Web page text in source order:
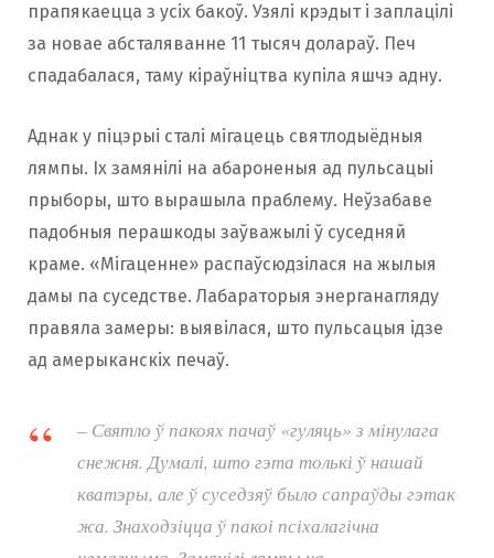
прапякаецца з усіх бакоў. Узялі крэдыт і заплацілі
за новае абсталяванне 11 тысяч долараў. Печ
спадабалася, таму кіраўніцтва купіла яшчэ адну.
Аднак у піцэрыі сталі мігацець святлодыёдныя
лямпы. Іх замянілі на абароненыя ад пульсацыі
прыборы, што вырашыла праблему. Неўзабаве
падобныя перашкоды заўважылі ў суседняй
краме. «Мігаценне» распаўсюдзілася на жылыя
дамы па суседстве. Лабараторыя энерганагляду
правяла замеры: выявілася, што пульсацыя ідзе
ад амерыканскіх печаў.
– Святло ў пакоях пачаў «гуляць» з мінулага
снежня. Думалі, што гэта толькі ў нашай
кватэры, але ў суседзяў было сапраўды гэтак
жа. Знаходзіцца ў пакоі псіхалагічна